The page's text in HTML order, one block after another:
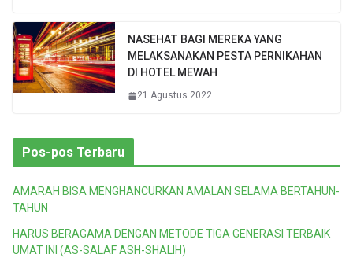
NASEHAT BAGI MEREKA YANG
MELAKSANAKAN PESTA PERNIKAHAN
DI HOTEL MEWAH
21 Agustus 2022
Pos-pos Terbaru
AMARAH BISA MENGHANCURKAN AMALAN SELAMA BERTAHUN-
TAHUN
HARUS BERAGAMA DENGAN METODE TIGA GENERASI TERBAIK
UMAT INI (AS-SALAF ASH-SHALIH)